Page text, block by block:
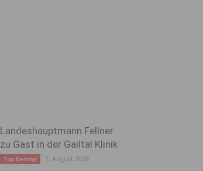
Landeshauptmann Fellner
zu Gast in der Gailtal Klinik
Top Beitrag 7. August 2026